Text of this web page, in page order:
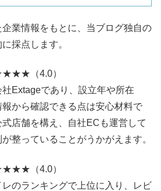
業情報をもとに、当ブログ独自の
採点します。
（4.0）
Extageであり、設立年や所在
から確認できる点は安心材料で
店舗を構え、自社ECも運営して
整っていることがうかがえます。
（4.0）
のランキングで上位に入り、レビ